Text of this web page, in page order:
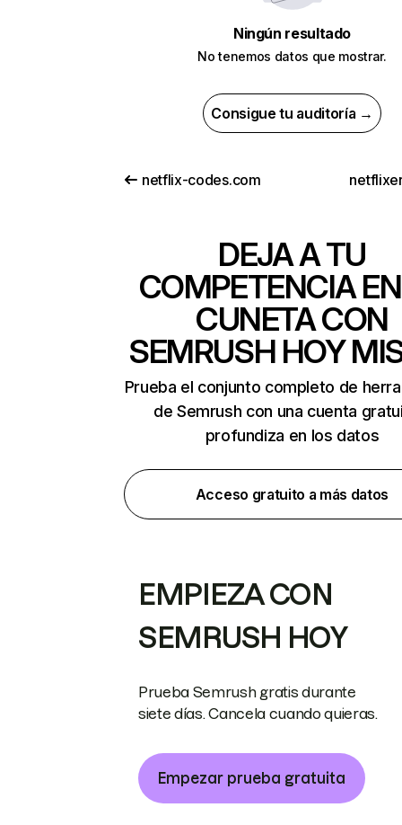
Ningún resultado
No tenemos datos que mostrar.
Consigue tu auditoría →
netflix-codes.com
DEJA A TU
COMPETENCIA
CUNETA CON
SEMRUSH HOY
Prueba el conjunto completo de
de Semrush con una cuenta
profundiza en los datos
Acceso gratuito a más datos
EMPIEZA CON
SEMRUSH HOY
Prueba Semrush gratis durante
siete días. Cancela cuando quieras.
Empezar prueba gratuita